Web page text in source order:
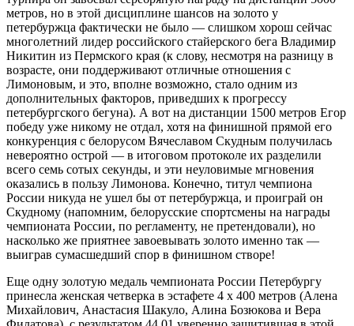
метров, но в этой дисциплине шансов на золото у
петербуржца фактически не было — слишком хорош сейчас
многолетний лидер российского стайерского бега Владимир
Никитин из Пермского края (к слову, несмотря на разницу в
возрасте, они поддерживают отличные отношения с
Лимоновым, и это, вполне возможно, стало одним из
дополнительных факторов, приведших к прогрессу
петербургского бегуна). А вот на дистанции 1500 метров Егор
победу уже никому не отдал, хотя на финишной прямой его
конкуренция с белорусом Вячеславом Скудным получилась
невероятно острой — в итоговом протоколе их разделили
всего семь сотых секунды, и эти неуловимые мгновения
оказались в пользу Лимонова. Конечно, титул чемпиона
России никуда не ушел бы от петербуржца, и проиграй он
Скудному (напомним, белорусские спортсмены на награды
чемпионата России, по регламенту, не претендовали), но
насколько же приятнее завоевывать золото именно так —
выиграв сумасшедший спор в финишном створе!
Еще одну золотую медаль чемпионата России Петербургу
принесла женская четверка в эстафете 4 х 400 метров (Алена
Михайлович, Анастасия Шакуло, Алина Бозюкова и Вера